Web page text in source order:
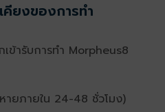
คียงของการทำ
ข้ารับการทำ Morpheus8
ายภายใน 24-48 ชั่วโมง)